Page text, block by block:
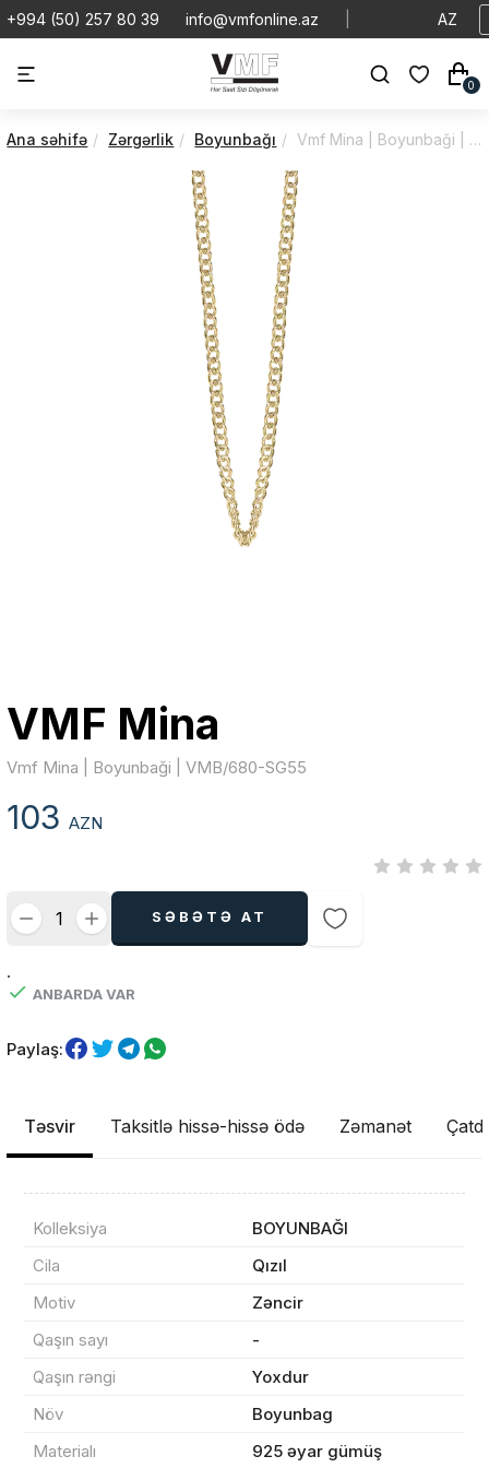
+994 (50) 257 80 39 info@vmfonline.az AZ
0
Ana səhifə Zərgərlik Boyunbağı Vmf Mina | Boyunbaği | VMB/680-SG55
VMF Mina
Vmf Mina | Boyunbaği | VMB/680-SG55
103AZN
SƏBƏTƏ AT
.
ANBARDA VAR
Paylaş:
Təsvir Taksitlə hissə-hissə ödə Zəmanət
Kolleksiya
BOYUNBAĞI
Cila
Qızıl
Motiv
Zəncir
Qaşın sayı
-
Qaşın rəngi
Yoxdur
Növ
Boyunbag
Materialı
925 əyar gümüş
Məhsul(lar) səbətə əlavə edildi
Sifarişin detalları